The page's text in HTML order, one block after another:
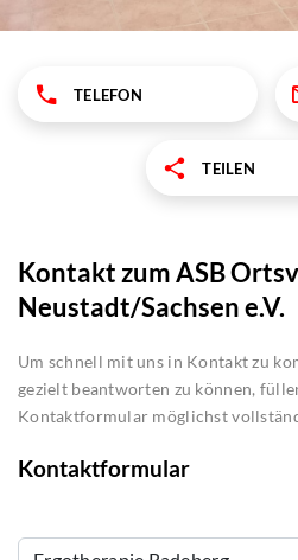
TELEFON
TEILEN
Kontakt zum ASB
Neustadt/Sachsen e.V.
Um schnell mit uns in Kontakt zu
gezielt beantworten zu können,
Kontaktformular möglichst
Kontaktformular